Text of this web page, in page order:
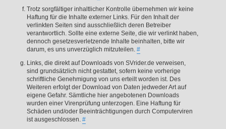
Trotz sorgfältiger inhaltlicher Kontrolle übernehmen wir keine
Haftung für die Inhalte externer Links. Für den Inhalt der
verlinkten Seiten sind ausschließlich deren Betreiber
verantwortlich. Sollte eine externe Seite, die wir verlinkt haben,
dennoch gesetzesverletzende Inhalte beinhalten, bitte wir
darum, es uns unverzüglich mitzuteilen. #
Links, die direkt auf Downloads von SVrider.de verweisen,
sind grundsätzlich nicht gestattet, sofern keine vorherige
schriftliche Genehmigung von uns erteilt worden ist. Des
Weiteren erfolgt der Download von Daten jedweder Art auf
eigene Gefahr. Sämtliche hier angebotenen Downloads
wurden einer Virenprüfung unterzogen. Eine Haftung für
Schäden und/oder Beeinträchtigungen durch Computerviren
ist ausgeschlossen. #